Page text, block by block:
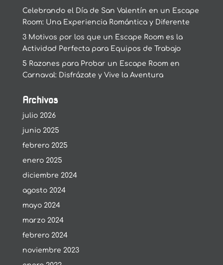
Celebrando el Día de San Valentín en un Escape
Room: Una Experiencia Romántica y Diferente
3 Motivos por los que un Escape Room es la
Actividad Perfecta para Equipos de Trabajo
5 Razones para Probar un Escape Room en
Carnaval: Disfrázate y Vive la Aventura
Archivos
julio 2026
junio 2025
febrero 2025
enero 2025
diciembre 2024
agosto 2024
mayo 2024
marzo 2024
febrero 2024
noviembre 2023